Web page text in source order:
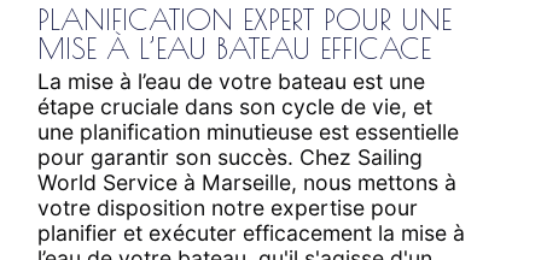
PLANIFICATION EXPERT POUR UNE
MISE À L’EAU BATEAU EFFICACE
La mise à l’eau de votre bateau est une
étape cruciale dans son cycle de vie, et
une planification minutieuse est essentielle
pour garantir son succès. Chez Sailing
World Service à Marseille, nous mettons à
votre disposition notre expertise pour
planifier et exécuter efficacement la mise à